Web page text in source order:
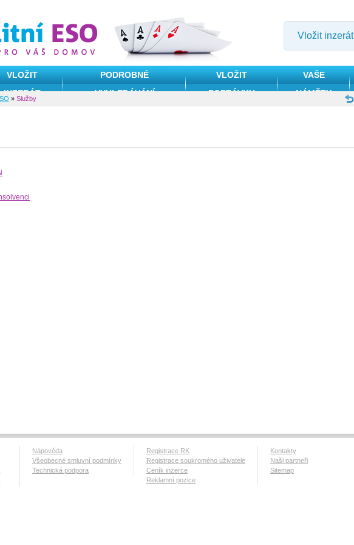
» Služby
Nápověda
Všeobecné smluvní podmínky
Technická podpora
Registrace RK
Registrace soukromého uživatele
Ceník inzerce
Reklamní pozice
Kontakty
Naši partneři
Sitemap
Vložit inzerát
VLOŽIT
INZERÁT
PODROBNÉ
VYHLEDÁVÁNÍ
VLOŽIT
POPTÁVKU
VAŠE
NÁMĚTY